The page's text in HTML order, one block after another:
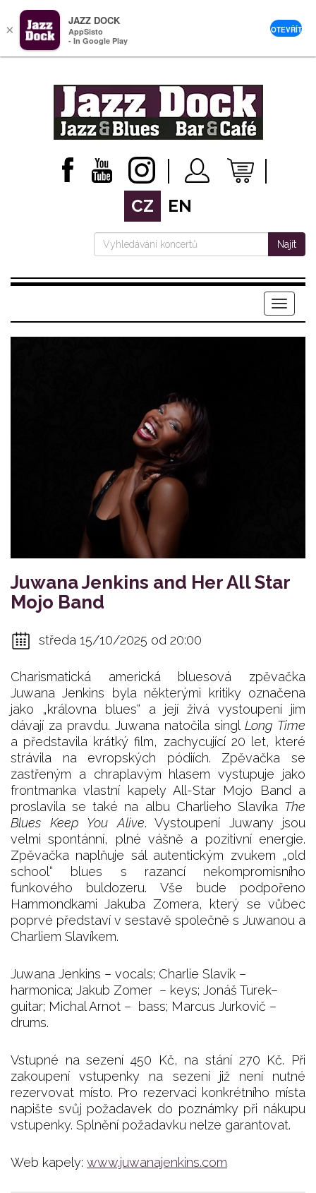
CZ EN
Najít
Menu
Juwana Jenkins and Her All Star
Mojo Band
středa 15/10/2025 od 20:00
Charismatická americká bluesová zpěvačka
Juwana Jenkins byla některými kritiky označena
jako „královna blues“ a její živá vystoupení jim
dávají za pravdu. Juwana natočila singl Long Time
a představila krátký film, zachycující 20 let, které
strávila na evropských pódiích. Zpěvačka se
zastřeným a chraplavým hlasem vystupuje jako
frontmanka vlastní kapely All-Star Mojo Band a
proslavila se také na albu Charlieho Slavíka The
Blues Keep You Alive. Vystoupení Juwany jsou
velmi spontánní, plné vášně a pozitivní energie.
Zpěvačka naplňuje sál autentickým zvukem „old
school“ blues s razancí nekompromisního
funkového buldozeru. Vše bude podpořeno
Hammondkami Jakuba Zomera, který se vůbec
poprvé představí v sestavě společně s Juwanou a
Charliem Slavíkem.
Juwana Jenkins – vocals; Charlie Slavík –
harmonica; Jakub Zomer – keys; Jonáš Turek–
guitar; Michal Arnot – bass; Marcus Jurkovič –
drums.
Vstupné na sezení 450 Kč, na stání 270 Kč. Při
zakoupení vstupenky na sezení již není nutné
rezervovat místo. Pro rezervaci konkrétního místa
napište svůj požadavek do poznámky při nákupu
vstupenky. Splnění požadavku nelze garantovat.
Web kapely: www.juwanajenkins.com
×
JAZZ DOCK
AppSisto
- In Google Play
OTEVŘÍT